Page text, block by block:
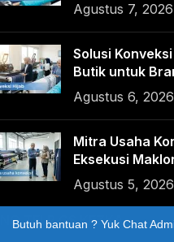
Agustus 7, 2026
Solusi
Butik untuk
Agustus 6, 2026
Mitra Usaha
Eksekusi
Agustus 5, 2026
NO TELP CS KEZKA